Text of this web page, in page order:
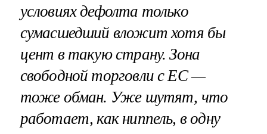
условиях дефолта только
сумасшедший вложит хотя бы
цент в такую страну. Зона
свободной торговли с ЕС —
тоже обман. Уже шутят, что
работает, как ниппель, в одну